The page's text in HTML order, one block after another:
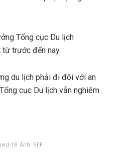
Tổng cục Du lịch
trước đến nay.
du lịch phải đi đôi với an
cục Du lịch vẫn nghiêm
19. Ảnh: SFF.